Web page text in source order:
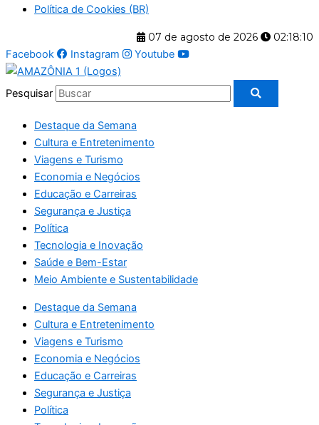
Política de Cookies (BR)
07 de agosto de 2026
02:18:11
Facebook
Instagram Youtube
Pesquisar
Destaque da Semana
Cultura e Entretenimento
Viagens e Turismo
Economia e Negócios
Educação e Carreiras
Segurança e Justiça
Política
Tecnologia e Inovação
Saúde e Bem-Estar
Meio Ambiente e Sustentabilidade
Destaque da Semana
Cultura e Entretenimento
Viagens e Turismo
Economia e Negócios
Educação e Carreiras
Segurança e Justiça
Política